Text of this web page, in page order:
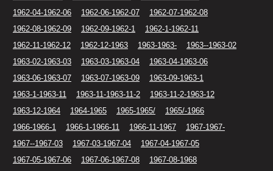
1962-04-1962-06
1962-06-1962-07
1962-07-1962-08
1962-08-1962-09
1962-09-1962-1
1962-1-1962-11
1962-11-1962-12
1962-12-1963 1963-1963-
1963--1963-02
1963-02-1963-03
1963-03-1963-04
1963-04-1963-06
1963-06-1963-07
1963-07-1963-09
1963-09-1963-1
1963-1-1963-11
1963-11-1963-11-2
1963-11-2-1963-12
1963-12-1964
1964-1965 1965-1965/
1965/-1966
1966-1966-1
1966-1-1966-11 1966-11-1967
1967-1967-
1967--1967-03
1967-03-1967-04
1967-04-1967-05
1967-05-1967-06
1967-06-1967-08
1967-08-1968